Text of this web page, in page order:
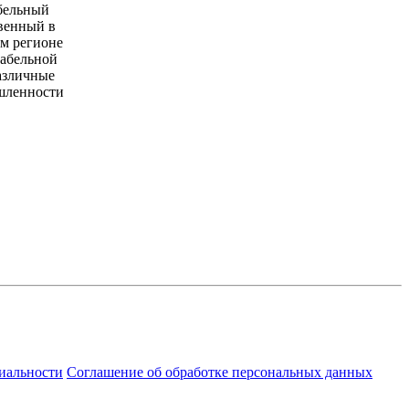
в
регионе
Соглашение об обработке персональных данных